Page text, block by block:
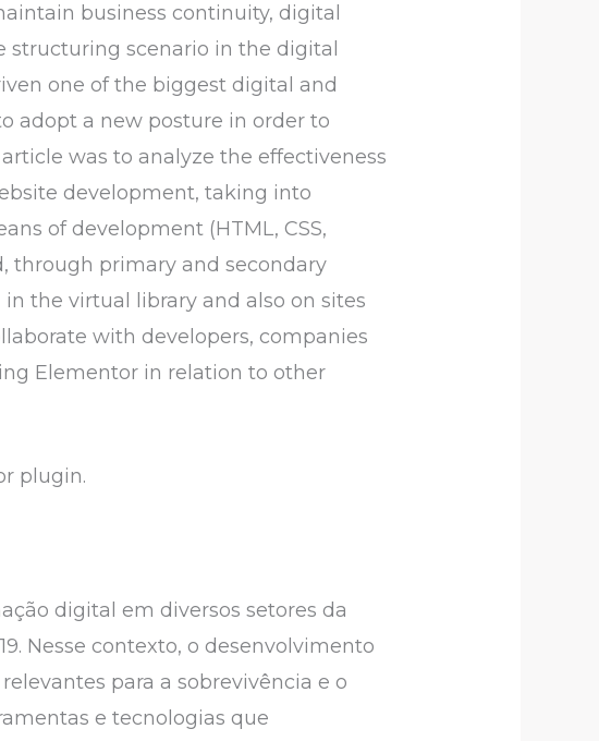
business continuity, digital
scenario in the digital
one of the biggest digital and
adopt a new posture in order to
was to analyze the effectiveness
development, taking into
of development (HTML, CSS,
through primary and secondary
the virtual library and also on sites
with developers, companies
Elementor in relation to other
plugin.
digital em diversos setores da
Nesse contexto, o desenvolvimento
para a sobrevivência e o
e tecnologias que